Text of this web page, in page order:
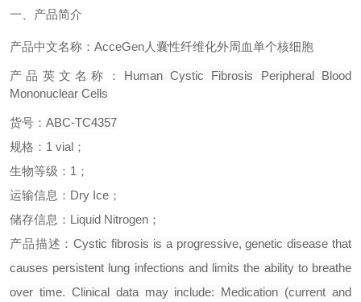
一、 产品简介
产品中文名称： AcceGen人囊性纤维化外周血单个核细胞
产品英文名称： Human Cystic Fibrosis Peripheral Blood
Mononuclear Cells
货号： ABC-TC4357
规格： 1 vial ；
生物等级： 1 ；
运输信息： Dry Ice ；
储存信息： Liquid Nitrogen ；
产品描述：Cystic fibrosis is a progressive, genetic disease that
causes persistent lung infections and limits the ability to breathe
over time. Clinical data may include: Medication (current and